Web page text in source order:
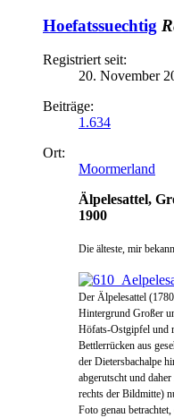
Hoefatssuechtig
Registriert seit:
20. November
Beiträge:
1.634
Ort:
Moormerland
Älpelesattel,
1900
Die älteste, mir
Der Älpelesattel
Hintergrund Großer
Höfats-Ostgipfel und
Bettlerrücken aus
der Dietersbachalpe
abgerutscht und
rechts der Bildmitte)
Foto genau